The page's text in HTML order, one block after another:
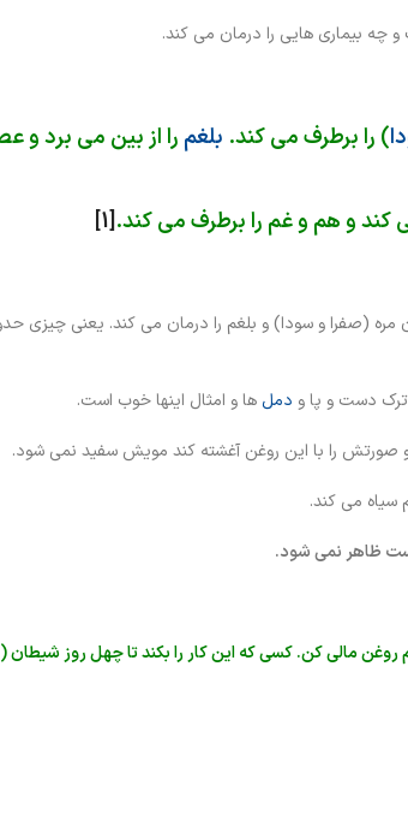
چه بیماری هایی را درمان می کند.
) را برطرف می کند. بلغم را از بین می برد و
و هم و غم را برطرف می کند.[1]
(صفرا و سودا) و بلغم را درمان می کند. یعنی چیزی
دست و پا و دمل ها و امثال اینها خوب است.
را با این روغن آغشته کند مویش سفید نمی شود.
سیاه می کند.
ظاهر نمی شود.
مالی کن. کسی که این کار را بکند تا چهل روز